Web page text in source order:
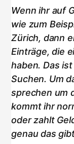
Wenn ihr auf
wie zum
Zürich, dann
Einträge, die
haben. Das
Suchen. Um
sprechen um
kommt ihr
oder zahlt
genau das